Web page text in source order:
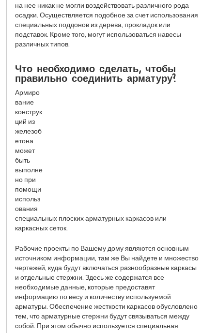
на нее никак не могли воздействовать различного рода
осадки. Осуществляется подобное за счет использования
специальных поддонов из дерева, прокладок или
подставок. Кроме того, могут использоваться навесы
различных типов.
Что необходимо сделать, чтобы
правильно соединить арматуру?
Армиро
вание
конструк
ций из
железоб
етона
может
быть
выполне
но при
помощи
использ
ования
специальных плоских арматурных каркасов или
каркасных сеток.
Рабочие проекты по Вашему дому являются основным
источником информации, там же Вы найдете и множество
чертежей, куда будут включаться разнообразные каркасы
и отдельные стержни. Здесь же содержатся все
необходимые данные, которые предоставят
информацию по весу и количеству используемой
арматуры. Обеспечение жесткости каркасов обусловлено
тем, что арматурные стержни будут связываться между
собой. При этом обычно используется специальная